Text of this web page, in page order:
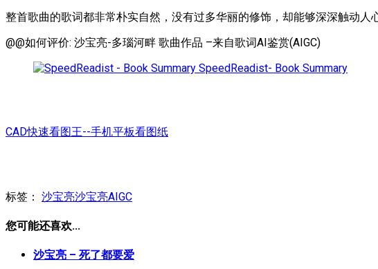
整首歌曲的歌词都非常朴实自然，没有过多华丽的修饰，却能够深深触动
@@如何评价: 沙宝亮-多瑙河畔 歌曲作品 –来自歌词AI鉴赏(AIGC)
SpeedReadist- Book Summary
CAD快速看图王--手机平板看图纸
标签： 沙宝亮沙宝亮AIGC
您可能还喜欢...
沙宝亮 – 死了都要爱